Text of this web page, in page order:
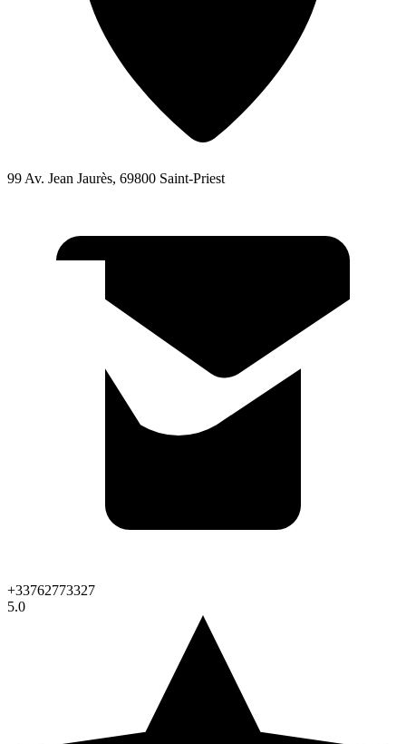
99 Av. Jean Jaurès, 69800 Saint-Priest
+33762773327
5.0